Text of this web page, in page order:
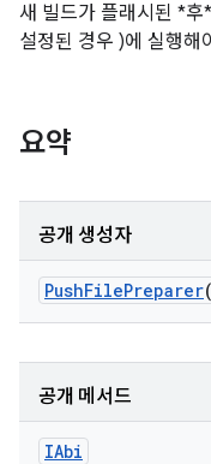
새 빌드가 플래시된 *
설정된 경우 )에 실행해
요약
공개 생성자
PushFilePreparer
공개 메서드
IAbi